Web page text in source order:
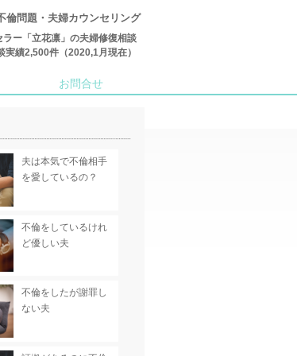
倫問題・夫婦カウンセリング
ー「立花凛」の夫婦修復相談
績2,500件（2020,1月現在）
お問合せ
夫は本気で不倫相手
を愛しているの？
不倫をしているけれ
ど優しい夫
不倫をしたが謝罪し
ない夫